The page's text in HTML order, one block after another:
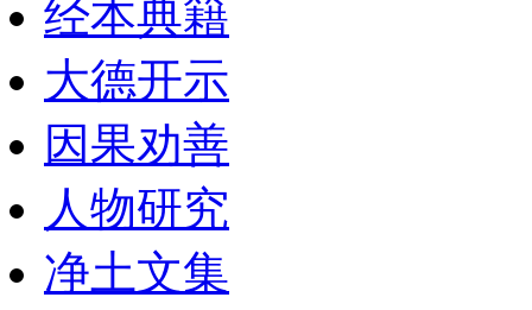
经本典籍
大德开示
因果劝善
人物研究
净土文集